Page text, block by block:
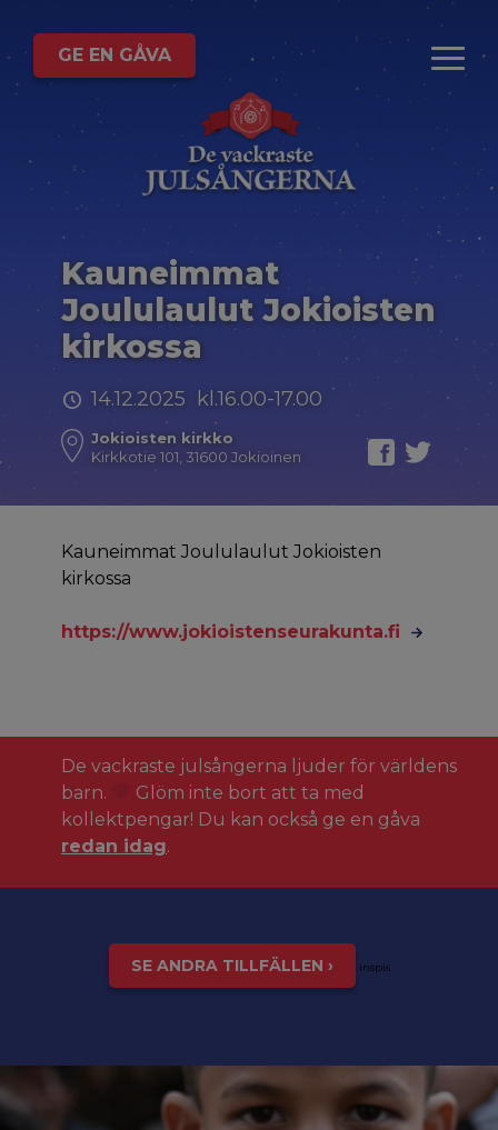
GE EN GÅVA
Kauneimmat
Joululaulut Jokioisten
kirkossa
14.12.2025 kl.16.00-17.00
Jokioisten kirkko
Kirkkotie 101, 31600 Jokioinen
Kauneimmat Joululaulut Jokioisten
kirkossa
https://www.jokioistenseurakunta.fi
De vackraste julsångerna ljuder för världens
barn.
Glöm inte bort att ta med
kollektpengar! Du kan också ge en gåva
redan idag.
SE ANDRA TILLFÄLLEN › inspis